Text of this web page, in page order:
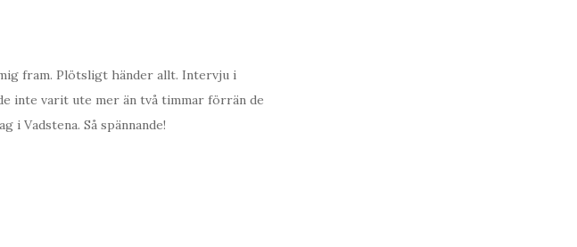
fram. Plötsligt händer allt. Intervju i
inte varit ute mer än två timmar förrän de
Vadstena. Så spännande!